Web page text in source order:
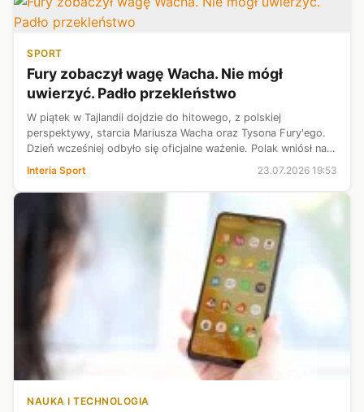
SPORT
Fury zobaczył wagę Wacha. Nie mógł
uwierzyć. Padło przekleństwo
W piątek w Tajlandii dojdzie do hitowego, z polskiej
perspektywy, starcia Mariusza Wacha oraz Tysona Fury'ego.
Dzień wcześniej odbyło się oficjalne ważenie. Polak wniósł na
mniej, co skomentował...
Interia Sport 23.07.2026 19:53
NAUKA I TECHNOLOGIA